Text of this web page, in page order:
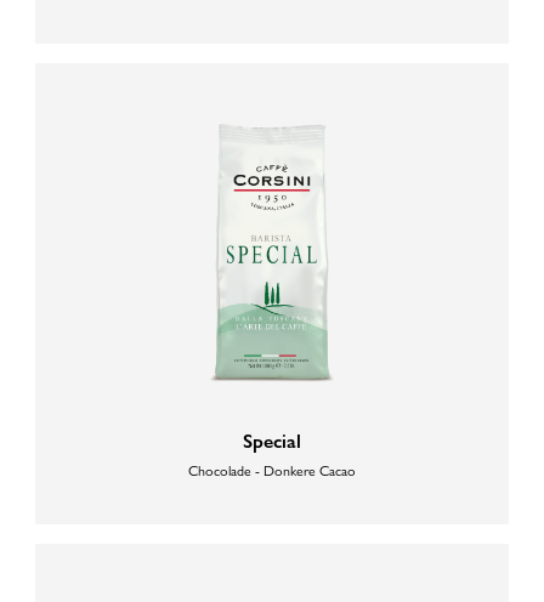
Special
Chocolade - Donkere Cacao